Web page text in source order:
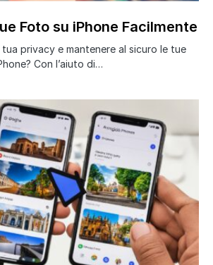
Foto su iPhone Facilmente
privacy e mantenere al sicuro le tue
Con l’aiuto di…